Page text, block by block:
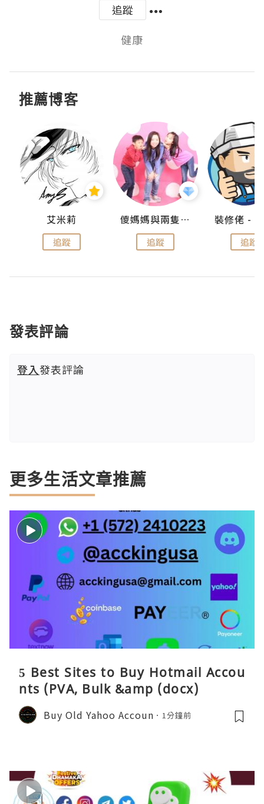
追蹤
健康
推薦博客
艾米莉
追蹤
儍媽媽與兩隻小魔怪之家
追蹤 追蹤
發表評論
登入發表評論
更多生活文章推薦
5 Best Sites to Buy Hotmail Accou
nts (PVA, Bulk &amp (docx)
Buy Old Yahoo Accoun 1分鐘前